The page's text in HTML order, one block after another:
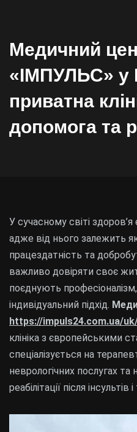
Медичний
«ІМПУЛЬС» у
приватна
допомога та
У сучасному світі
адже від нього залежить
працездатність та
важливо довіряти своє
поєднують професіоналізм,
індивідуальний підхід.
https://impuls24.com.ua/
клініка з європейськими
спеціалізується на
неврологічних послугах
реабілітації після інсультів